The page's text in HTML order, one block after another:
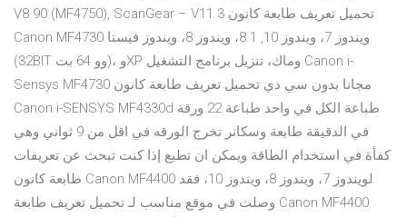
V8.90 (MF4750), ScanGear – V11.3 تحميل تعريف طابعة كانون
Canon MF4730 ويندوز 7، ويندوز 10, 8.1، ويندوز 8، ويندوز فيستا
(32BIT وو 64 بت)، وXP وماك، تنزيل برنامج التشغيل Canon i-
Sensys MF4730 مجانا بدون سي دي تحميل تعريف طابعة كانون
Canon i-SENSYS MF4330d طباعة الكل في واحد طباعة 22 ورقة
في الدقيقة طابعة وسكانر تخرج الورقه في اقل من 9 ثواني وهي
كفأة في استخدام الطاقة ويمكن ان تطبع إذا كنت تبحث عن تعريفات
طابعة كانون Canon MF4400 لويندوز 7، ويندوز 8، ويندوز 10، فقد
وصلت في موقع مناسب لـ تحميل تعريف طابعة Canon MF4400